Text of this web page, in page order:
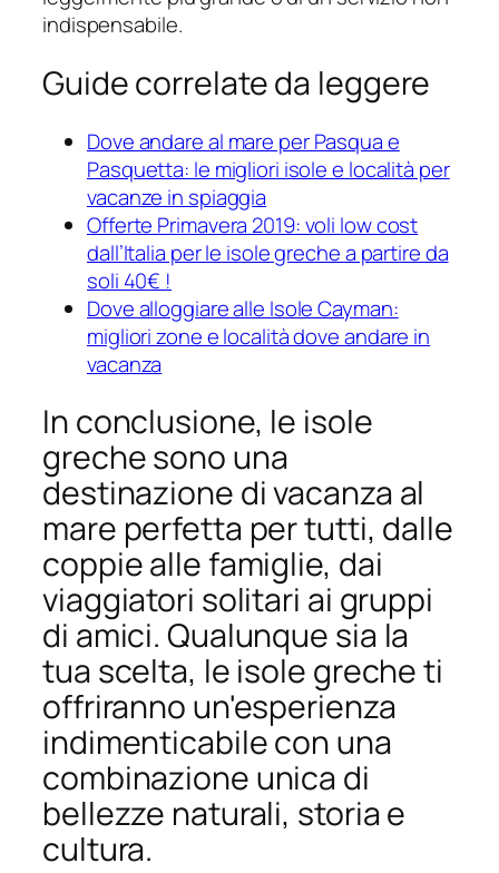
indispensabile.
Guide correlate da leggere
Dove andare al mare per Pasqua e
Pasquetta: le migliori isole e località per
vacanze in spiaggia
Offerte Primavera 2019: voli low cost
dall’Italia per le isole greche a partire da
soli 40€ !
Dove alloggiare alle Isole Cayman:
migliori zone e località dove andare in
vacanza
In conclusione, le isole
greche sono una
destinazione di vacanza al
mare perfetta per tutti, dalle
coppie alle famiglie, dai
viaggiatori solitari ai gruppi
di amici. Qualunque sia la
tua scelta, le isole greche ti
offriranno un'esperienza
indimenticabile con una
combinazione unica di
bellezze naturali, storia e
cultura.